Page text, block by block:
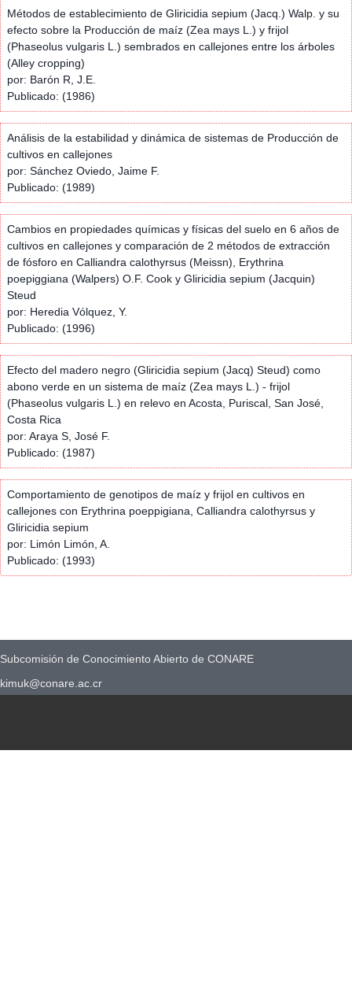
Métodos de establecimiento de Gliricidia sepium (Jacq.) Walp. y su
efecto sobre la Producción de maíz (Zea mays L.) y frijol
(Phaseolus vulgaris L.) sembrados en callejones entre los árboles
(Alley cropping)
por: Barón R, J.E.
Publicado: (1986)
Análisis de la estabilidad y dinámica de sistemas de Producción de
cultivos en callejones
por: Sánchez Oviedo, Jaime F.
Publicado: (1989)
Cambios en propiedades químicas y físicas del suelo en 6 años de
cultivos en callejones y comparación de 2 métodos de extracción
de fósforo en Calliandra calothyrsus (Meissn), Erythrina
poepiggiana (Walpers) O.F. Cook y Gliricidia sepium (Jacquin)
Steud
por: Heredia Vólquez, Y.
Publicado: (1996)
Efecto del madero negro (Gliricidia sepium (Jacq) Steud) como
abono verde en un sistema de maíz (Zea mays L.) - frijol
(Phaseolus vulgaris L.) en relevo en Acosta, Puriscal, San José,
Costa Rica
por: Araya S, José F.
Publicado: (1987)
Comportamiento de genotipos de maíz y frijol en cultivos en
callejones con Erythrina poeppigiana, Calliandra calothyrsus y
Gliricidia sepium
por: Limón Limón, A.
Publicado: (1993)
Subcomisión de Conocimiento Abierto de CONARE
kimuk@conare.ac.cr